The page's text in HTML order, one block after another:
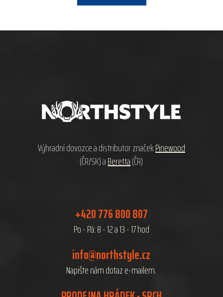
Výhradní dovozce a distributor značekPinewood
(ČR/SK) aBeretta(ČR)
+420 776 800 807
Po - Pá: 8 - 12 a 13 - 17 hod
info@northstyle.cz
Napište nám dotaz e-mailem.